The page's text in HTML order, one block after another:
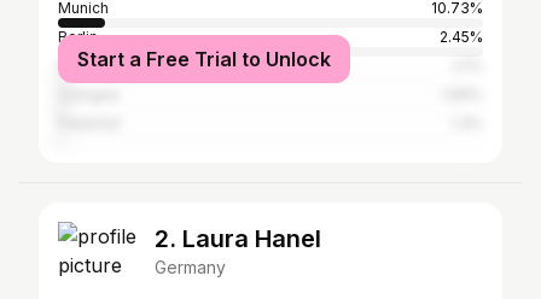
Munich
10.73%
Berlin
2.45%
Hamburg
Start a Free Trial to Unlock
2. Laura Hanel
Germany